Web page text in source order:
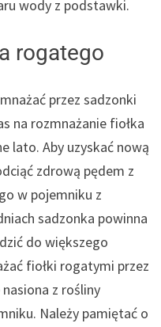
wody z podstawki.
rogatego
przez sadzonki
na rozmnażanie fiołka
lato. Aby uzyskać nową
zdrową pędem z
w pojemniku z
sadzonka powinna
do większego
fiołki rogatymi przez
z rośliny
Należy pamiętać o